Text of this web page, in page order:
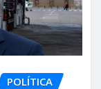
POLÍTICA